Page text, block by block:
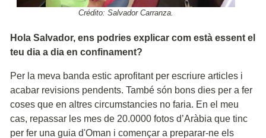
Crédito: Salvador Carranza.
Hola Salvador, ens podries explicar com està essent el
teu dia a dia en confinament?
Per la meva banda estic aprofitant per escriure articles i
acabar revisions pendents. També són bons dies per a fer
coses que en altres circumstancies no faria. En el meu
cas, repassar les mes de 20.0000 fotos d’Aràbia que tinc
per fer una guia d'Oman i començar a preparar-ne els